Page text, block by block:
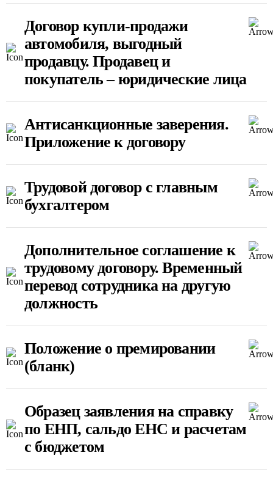
Договор купли-продажи
автомобиля, выгодный
продавцу. Продавец и
покупатель – юридические лица
Антисанкционные заверения.
Приложение к договору
Трудовой договор с главным
бухгалтером
Дополнительное соглашение к
трудовому договору. Временный
перевод сотрудника на другую
должность
Положение о премировании
(бланк)
Образец заявления на справку
по ЕНП, сальдо ЕНС и расчетам
с бюджетом